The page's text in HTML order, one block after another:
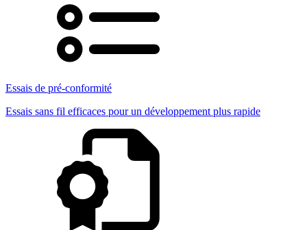
Essais de pré-conformité
Essais sans fil efficaces pour un développement plus rapide